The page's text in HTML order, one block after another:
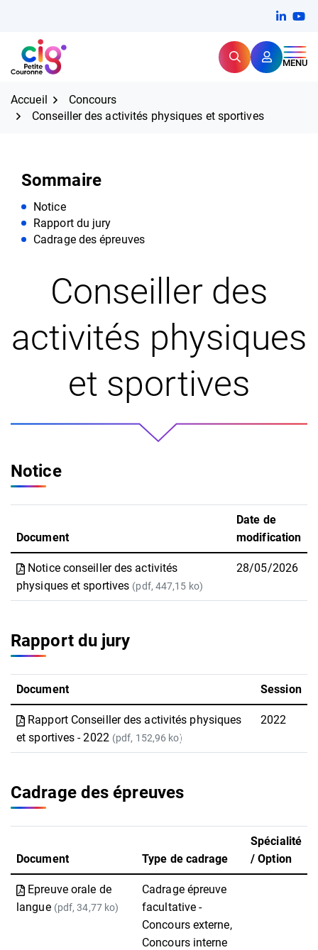
contenu
CIG Petite Couronne RechercherMENU
Expertise et proximité pour
Accueil
Concours
Conseiller des activités physiques et sportives
Sommaire
Notice
Rapport du jury
Cadrage des épreuves
Conseiller des
activités physiques
et sportives
Notice
Document
Date de
modification
Notice conseiller des activités
physiques et sportives (pdf, 447,15 ko)
28/05/2026
Rapport du jury
Document Session
Rapport Conseiller des activités physiques
et sportives - 2022 (pdf, 152,96 ko)
2022
Cadrage des épreuves
Document Type de cadrage
Spécialité
/ Option
Epreuve orale de
langue (pdf, 34,77 ko)
Cadrage épreuve
facultative -
Concours externe,
Concours interne